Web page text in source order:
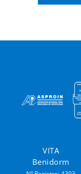
VITA
Benidorm